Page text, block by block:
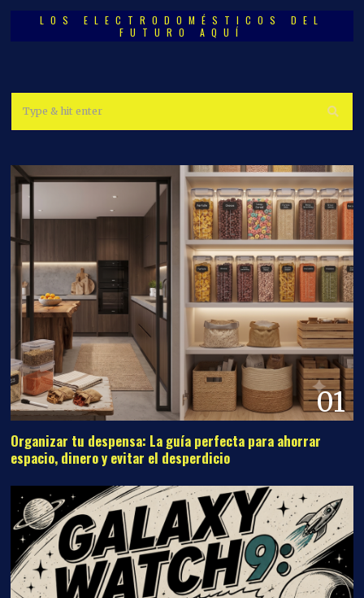
LOS ELECTRODOMÉSTICOS DEL
FUTURO AQUÍ
01
Organizar tu despensa: La guía perfecta para ahorrar
espacio, dinero y evitar el desperdicio